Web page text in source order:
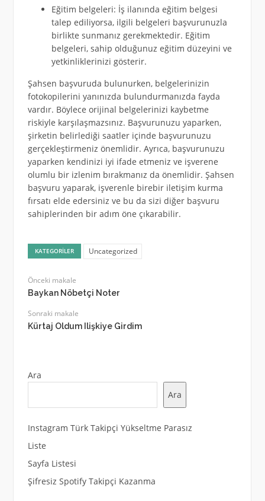
Eğitim belgeleri: İş ilanında eğitim belgesi
talep ediliyorsa, ilgili belgeleri başvurunuzla
birlikte sunmanız gerekmektedir. Eğitim
belgeleri, sahip olduğunuz eğitim düzeyini ve
yetkinliklerinizi gösterir.
Şahsen başvuruda bulunurken, belgelerinizin
fotokopilerini yanınızda bulundurmanızda fayda
vardır. Böylece orijinal belgelerinizi kaybetme
riskiyle karşılaşmazsınız. Başvurunuzu yaparken,
şirketin belirlediği saatler içinde başvurunuzu
gerçekleştirmeniz önemlidir. Ayrıca, başvurunuzu
yaparken kendinizi iyi ifade etmeniz ve işverene
olumlu bir izlenim bırakmanız da önemlidir. Şahsen
başvuru yaparak, işverenle birebir iletişim kurma
fırsatı elde edersiniz ve bu da sizi diğer başvuru
sahiplerinden bir adım öne çıkarabilir.
KATEGORILER Uncategorized
Önceki makale
Baykan Nöbetçi Noter
Sonraki makale
Kürtaj Oldum Ilişkiye Girdim
Ara
Ara
Instagram Türk Takipçi Yükseltme Parasız
Liste
Sayfa Listesi
Şifresiz Spotify Takipçi Kazanma